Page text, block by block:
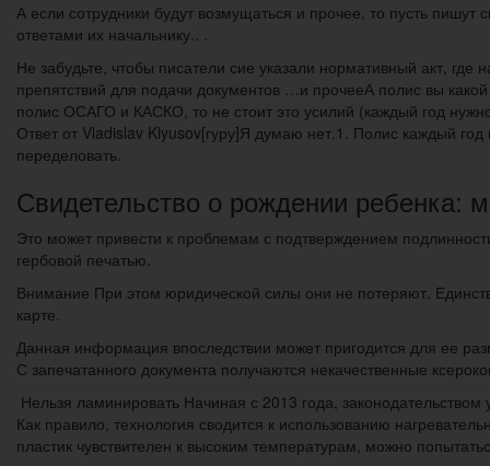
А если сотрудники будут возмущаться и прочее, то пусть
ответами их начальнику.. .
Не забудьте, чтобы писатели сие указали нормативный акт,
препятствий для подачи документов …и прочееА полис вы
полис ОСАГО и КАСКО, то не стоит это усилий (каждый год
Ответ от Vladislav Klyusov[гуру]Я думаю нет.1. Полис каждый
переделовать.
Свидетельство о рождении ребенка:
Это может привести к проблемам с подтверждением
гербовой печатью.
Внимание При этом юридической силы они не потеряют.
карте.
Данная информация впоследствии может пригодится для ее
С запечатанного документа получаются некачественные
Нельзя ламинировать Начиная с 2013 года,
Как правило, технология сводится к использованию
пластик чувствителен к высоким температурам, можно